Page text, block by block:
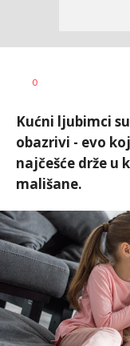
AUTOR
0
Kućni ljubimci
obazrivi - evo
najčešće drže u
mališane.